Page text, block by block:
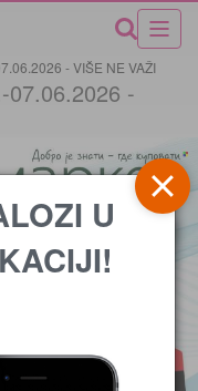
- VIŠE NE VAŽI
07.06.2026 -
U